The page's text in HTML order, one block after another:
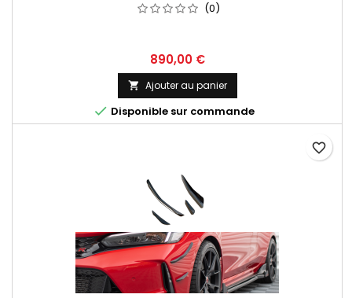
(0)
Prix
890,00 €
 Ajouter au panier
 Disponible sur commande
favorite_border